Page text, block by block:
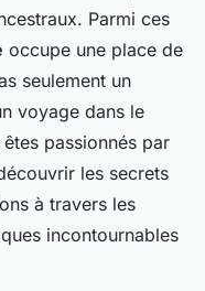
Parmi ces
occupe une place de
seulement un
voyage dans le
passionnés par
les secrets
à travers les
incontournables